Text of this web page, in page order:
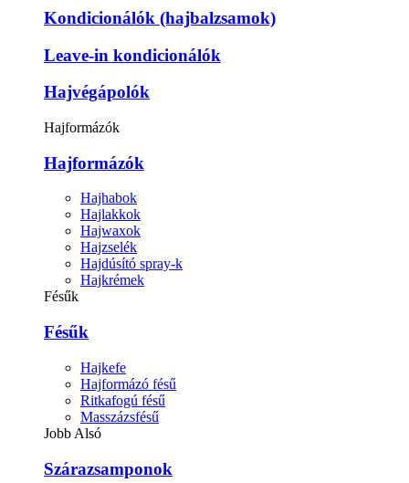
Kondicionálók (hajbalzsamok)
Leave-in kondicionálók
Hajvégápolók
Hajformázók
Hajformázók
Hajhabok
Hajlakkok
Hajwaxok
Hajzselék
Hajdúsító spray-k
Hajkrémek
Fésűk
Fésűk
Hajkefe
Hajformázó fésű
Ritkafogú fésű
Masszázsfésű
Jobb Alsó
Szárazsamponok